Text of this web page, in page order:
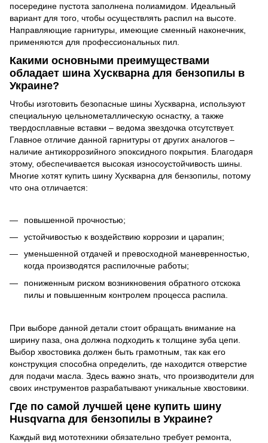
посередине пустота заполнена полиамидом. Идеальный
вариант для того, чтобы осуществлять распил на высоте.
Направляющие гарнитуры, имеющие сменный наконечник,
применяются для профессиональных пил.
Какими основными преимуществами
обладает шина Хускварна для бензопилы в
Украине?
Чтобы изготовить безопасные шины Хускварна, используют
специальную цельнометаллическую оснастку, а также
твердосплавные вставки – ведома звездочка отсутствует.
Главное отличие данной гарнитуры от других аналогов –
наличие антикоррозийного эпоксидного покрытия. Благодаря
этому, обеспечивается высокая износоустойчивость шины.
Многие хотят купить шину Хускварна для бензопилы, потому
что она отличается:
повышенной прочностью;
устойчивостью к воздействию коррозии и царапин;
уменьшенной отдачей и превосходной маневренностью,
когда производятся распилочные работы;
пониженным риском возникновения обратного отскока
пилы и повышенным контролем процесса распила.
При выборе данной детали стоит обращать внимание на
ширину паза, она должна подходить к толщине зуба цепи.
Выбор хвостовика должен быть грамотным, так как его
конструкция способна определить, где находится отверстие
для подачи масла. Здесь важно знать, что производители для
своих инструментов разрабатывают уникальные хвостовики.
Где по самой лучшей цене купить шину
Husqvarna для бензопилы в Украине?
Каждый вид мототехники обязательно требует ремонта,